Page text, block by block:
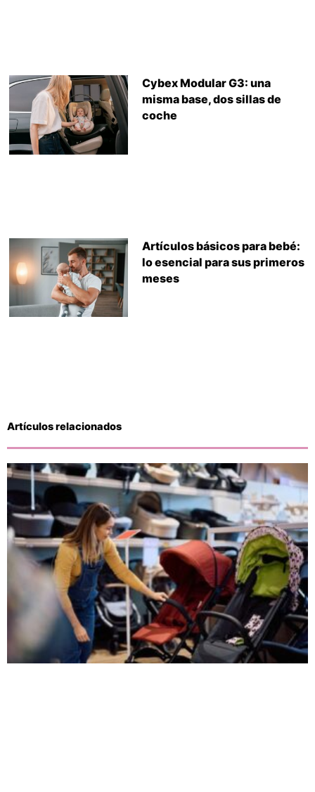
Cybex Modular G3: una
misma base, dos sillas de
coche
Artículos básicos para bebé:
lo esencial para sus primeros
meses
Artículos relacionados